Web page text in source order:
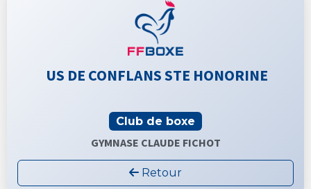
US DE CONFLANS STE HONORINE
Club de boxe
GYMNASE CLAUDE FICHOT
Retour